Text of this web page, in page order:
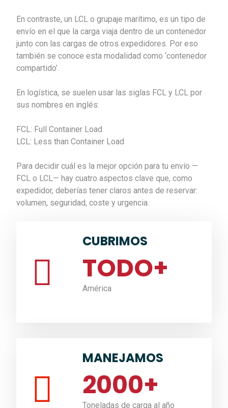
En contraste, un LCL o grupaje marítimo, es un tipo de
envío en el que la carga viaja dentro de un contenedor
junto con las cargas de otros expedidores. Por eso
también se conoce esta modalidad como ‘contenedor
compartido’.
En logística, se suelen usar las siglas FCL y LCL por
sus nombres en inglés:
FCL: Full Container Load
LCL: Less than Container Load
Para decidir cuál es la mejor opción para tu envío —
FCL o LCL— hay cuatro aspectos clave que, como
expedidor, deberías tener claros antes de reservar:
volumen, seguridad, coste y urgencia.
CUBRIMOS
TODO+
América
MANEJAMOS
2000+
Toneladas de carga al año